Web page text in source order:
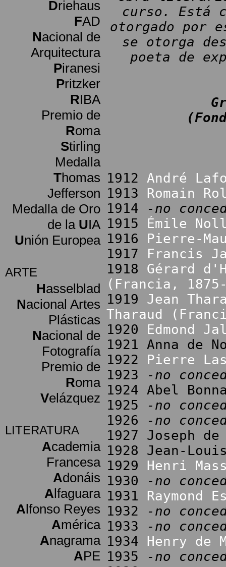
Driehaus
FAD
Nacional de
Arquitectura
Piranesi
Pritzker
RIBA
Premio de
Roma
Stirling
Medalla
Thomas
Jefferson
Medalla de Oro
de la UIA
Unión Europea
ARTE
Hasselblad
Nacional Artes
Plásticas
Nacional de
Fotografía
Premio de
Roma
Velázquez
LITERATURA
Academia
Francesa
Adonáis
Alfaguara
Alfonso Reyes
América
Anagrama
APE
curso. Está
otorgado por
se otorga
poeta de
1912 André
1913 Romain
1914
-no
1915 Émile
1916 Pierre-
1917 Francis
1918 Gérard
(Francia,
1919 Jean
Tharaud
1920 Edmond
1921 Anna de
1922 Pierre
1923
-no
1924 Abel
1925
-no
1926
-no
1927 Joseph
1928 Jean-
1929 Henri
1930
-no
1931 Raymond
1932
-no
1933
-no
1934 Henry de
1935
-no